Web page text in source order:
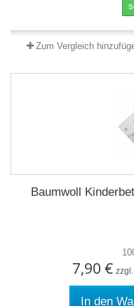
Zum Vergleich
Baumwoll
7,90 €
In den